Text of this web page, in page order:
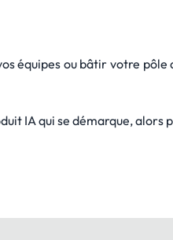
équipes ou bâtir votre
IA qui se démarque, alors